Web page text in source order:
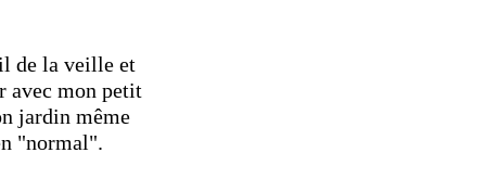
de la veille et
avec mon petit
jardin même
"normal".